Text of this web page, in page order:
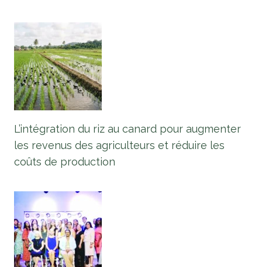
L’intégration du riz au canard pour augmenter
les revenus des agriculteurs et réduire les
coûts de production